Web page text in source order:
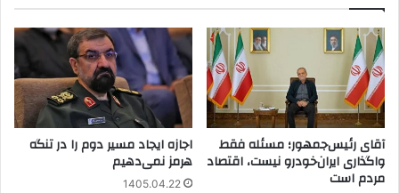
آقای رئیس‌جمهور؛ مسئله فقط
واگذاری ایران‌خودرو نیست، اقتصاد
مردم است
اجازه ایجاد مسیر دوم را در تنگه
هرمز نمی‌دهیم
1405.04.22